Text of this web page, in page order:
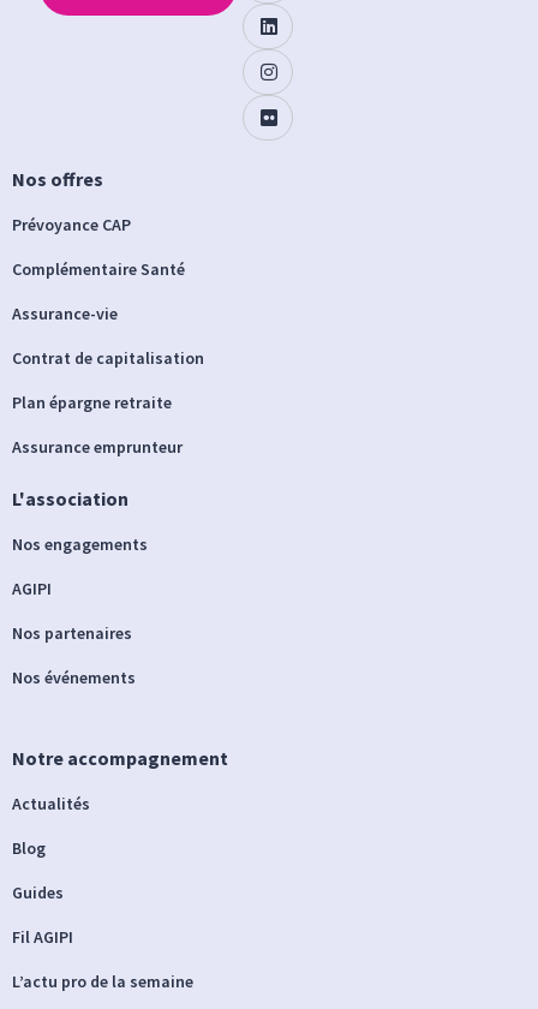
Nos offres
Prévoyance CAP
Complémentaire Santé
Assurance-vie
Contrat de capitalisation
Plan épargne retraite
Assurance emprunteur
L'association
Nos engagements
AGIPI
Nos partenaires
Nos événements
Notre accompagnement
Actualités
Blog
Guides
Fil AGIPI
L’actu pro de la semaine